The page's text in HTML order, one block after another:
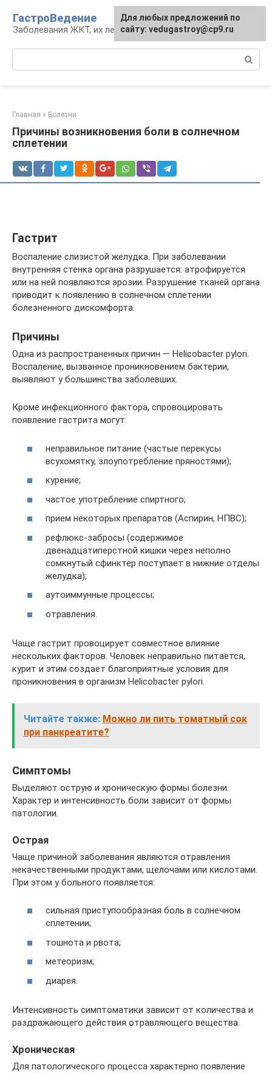
контенту
ГастроВедение
Заболевания ЖКТ, их лечение и профилактика
Главная » Болезни
Причины возникновения боли в солнечном
сплетении
Гастрит
Воспаление слизистой желудка. При заболевании
внутренняя стенка органа разрушается: атрофируется
или на ней появляются эрозии. Разрушение тканей органа
приводит к появлению в солнечном сплетении
болезненного дискомфорта.
Причины
Одна из распространенных причин — Helicobacter pylori.
Воспаление, вызванное проникновением бактерии,
выявляют у большинства заболевших.
Кроме инфекционного фактора, спровоцировать
появление гастрита могут:
неправильное питание (частые перекусы
всухомятку, злоупотребление пряностями);
курение;
частое употребление спиртного;
прием некоторых препаратов (Аспирин, НПВС);
рефлюкс-забросы (содержимое
двенадцатиперстной кишки через неполно
сомкнутый сфинктер поступает в нижние отделы
желудка);
аутоиммунные процессы;
отравления.
Чаще гастрит провоцирует совместное влияние
нескольких факторов. Человек неправильно питается,
курит и этим создает благоприятные условия для
проникновения в организм Helicobacter pylori.
Читайте также: Можно ли пить томатный сок
при панкреатите?
Симптомы
Выделяют острую и хроническую формы болезни.
Характер и интенсивность боли зависит от формы
патологии.
Острая
Чаще причиной заболевания являются отравления
некачественными продуктами, щелочами или кислотами.
При этом у больного появляется:
сильная приступообразная боль в солнечном
сплетении;
тошнота и рвота;
метеоризм;
диарея.
Интенсивность симптоматики зависит от количества и
раздражающего действия отравляющего вещества.
Хроническая
Для патологического процесса характерно появление
Для любых предложений по
сайту: vedugastroy@cp9.ru